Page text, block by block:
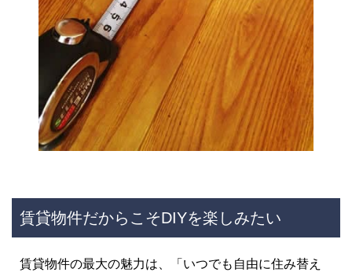
賃貸物件だからこそDIYを楽しみたい
賃貸物件の最大の魅力は、「いつでも自由に住み替え